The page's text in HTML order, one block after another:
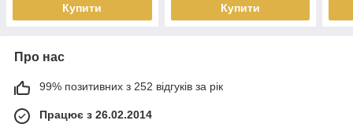
Купити Купити
Про нас
99% позитивних з 252 відгуків за рік
Працює з 26.02.2014